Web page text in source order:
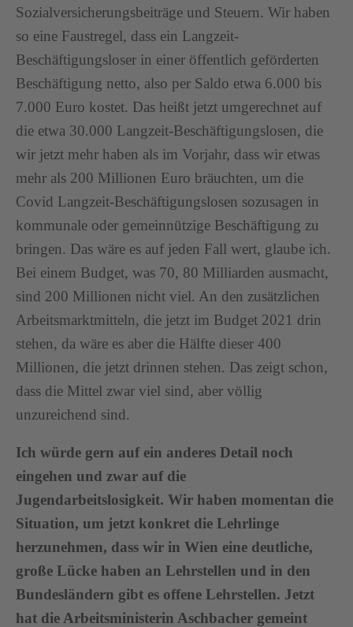
Sozialversicherungsbeiträge und Steuern. Wir haben
so eine Faustregel, dass ein Langzeit-
Beschäftigungsloser in einer öffentlich geförderten
Beschäftigung netto, also per Saldo etwa 6.000 bis
7.000 Euro kostet. Das heißt jetzt umgerechnet auf
die etwa 30.000 Langzeit-Beschäftigungslosen, die
wir jetzt mehr haben als im Vorjahr, dass wir etwas
mehr als 200 Millionen Euro bräuchten, um die
Covid Langzeit-Beschäftigungslosen sozusagen in
kommunale oder gemeinnützige Beschäftigung zu
bringen. Das wäre es auf jeden Fall wert, glaube ich.
Bei einem Budget, was 70, 80 Milliarden ausmacht,
sind 200 Millionen nicht viel. An den zusätzlichen
Arbeitsmarktmitteln, die jetzt im Budget 2021 drin
stehen, da wäre es aber die Hälfte dieser 400
Millionen, die jetzt drinnen stehen. Das zeigt schon,
dass die Mittel zwar viel sind, aber völlig
unzureichend sind.
Ich würde gern auf ein anderes Detail noch
eingehen und zwar auf die
Jugendarbeitslosigkeit. Wir haben momentan die
Situation, um jetzt konkret die Lehrlinge
herzunehmen, dass wir in Wien eine deutliche,
große Lücke haben an Lehrstellen und in den
Bundesländern gibt es offene Lehrstellen. Jetzt
hat die Arbeitsministerin Aschbacher gemeint